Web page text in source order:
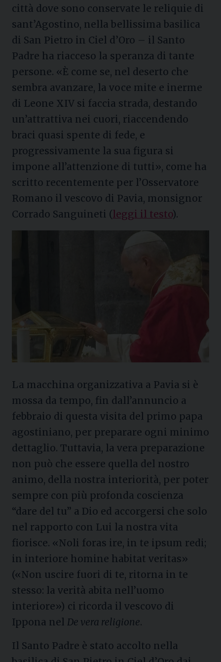
città dove sono conservate le reliquie di
sant’Agostino, nella bellissima basilica
di San Pietro in Ciel d’Oro – il Santo
Padre ha riacceso la speranza di tante
persone. «È come se, nel deserto che
sembra avanzare, la voce mite e inerme
di Leone XIV si faccia strada, destando
un’attrattiva nei cuori, riaccendendo
braci quasi spente di fede, e
progressivamente la sua figura si
impone all’attenzione di tutti», come ha
scritto recentemente per l’Osservatore
Romano il vescovo di Pavia, monsignor
Corrado Sanguineti (leggi il testo).
La macchina organizzativa a Pavia si è
mossa da tempo, fin dall’annuncio a
febbraio di questa visita del primo papa
agostiniano, per preparare ogni minimo
dettaglio. Tuttavia, la vera preparazione
non può che essere quella del nostro
animo, della nostra interiorità, per poter
sempre con più profonda coscienza
“dare del tu” a Dio ed accorgersi che solo
nel rapporto con Lui la nostra vita
fiorisce. «Noli foras ire, in te ipsum redi;
in interiore homine habitat veritas»
(«Non uscire fuori di te, ritorna in te
stesso: la verità abita nell’uomo
interiore») ci ricorda il vescovo di
Ippona nel De vera religione.
Il Santo Padre è stato accolto nella